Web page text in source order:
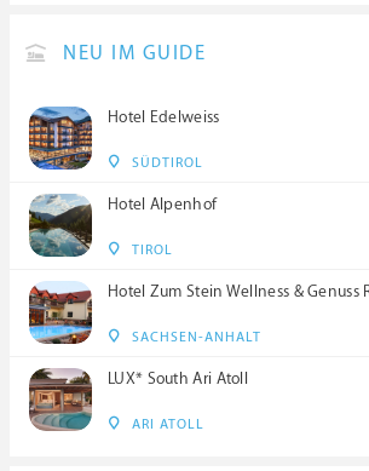
NEU IM GUIDE
Hotel Edelweiss
SÜDTIROL
Hotel Alpenhof
TIROL
Hotel Zum Stein Wellness & Genuss
SACHSEN-ANHALT
LUX* South Ari Atoll
ARI ATOLL